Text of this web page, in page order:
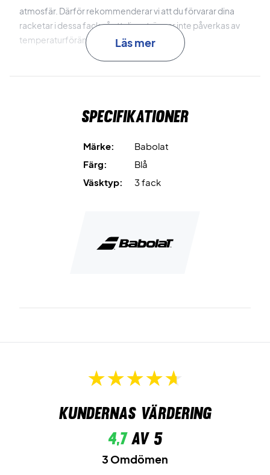
atmosfär. Därför rekommenderar vi att du förvarar dina
racketar i dessa fack så att dina strängar inte påverkas av
temperaturförändringar.
Otroligt rymlig och slitstark tennisväska - Babolat Pure
Mått: 75 x 48 x 32 cm
Läs mer
Specifikationer
Märke:
Babolat
Färg:
Blå
Väsktyp:
3 fack
Kundernas värdering
4,7av 5
3 Omdömen